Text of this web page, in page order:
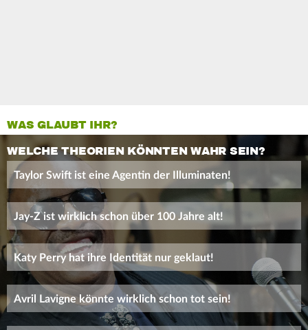
WAS GLAUBT IHR?
WELCHE THEORIEN KÖNNTEN WAHR SEIN?
Taylor Swift ist eine Agentin der Illuminaten!
Jay-Z ist wirklich schon über 100 Jahre alt!
Katy Perry hat ihre Identität nur geklaut!
Avril Lavigne könnte wirklich schon tot sein!